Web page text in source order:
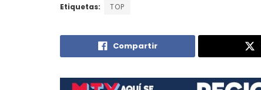
Etiquetas: TOP
Compartir